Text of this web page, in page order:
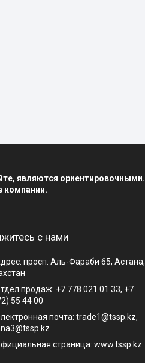
являются ориентировочными.
компании.
с нами
просп. Аль-Фараби 65, Астана,
продаж: +7 778 021 01 33, +7
55 44 00
почта: trade1@tssp.kz,
страница: www.tssp.kz